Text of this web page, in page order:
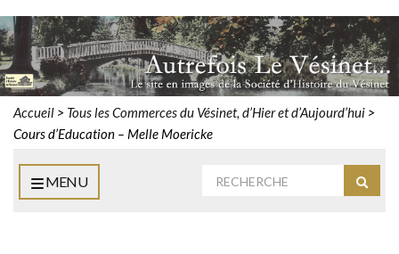
Accueil > Tous les Commerces du Vésinet, d’Hier et d’Aujourd’hui >
Cours d’Education – Melle Moericke
MENU